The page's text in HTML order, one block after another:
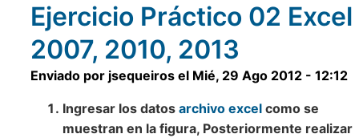
2010,
2013
Ejercicio Práctico 02 Excel
2007, 2010, 2013
Enviado por jsequeiros el Mié, 29 Ago 2012 - 12:12
Ingresar los datos archivo excel como se
muestran en la figura, Posteriormente realizar